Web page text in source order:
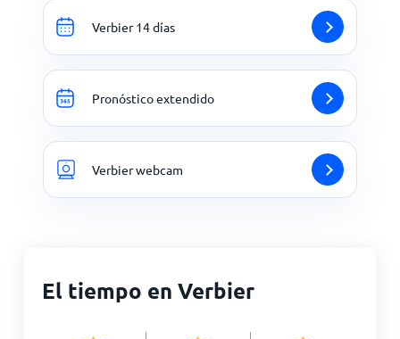
Verbier 14 días
Pronóstico extendido
Verbier webcam
El tiempo en Verbier